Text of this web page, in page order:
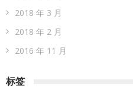
2018 年 3 月
2018 年 2 月
2016 年 11 月
标签